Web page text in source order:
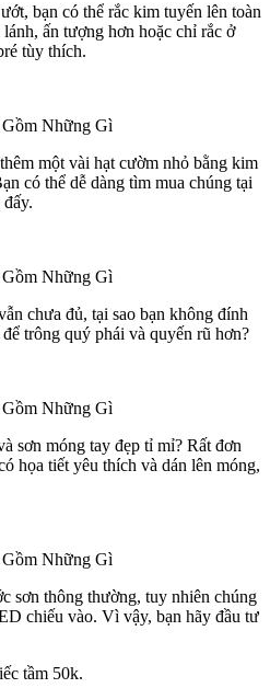
bạn có thể rắc kim tuyến lên toàn
ấn tượng hơn hoặc chỉ rắc ở
tùy thích.
một vài hạt cườm nhỏ bằng kim
có thể dễ dàng tìm mua chúng tại
chưa đủ, tại sao bạn không đính
trông quý phái và quyến rũ hơn?
sơn móng tay đẹp tỉ mỉ? Rất đơn
họa tiết yêu thích và dán lên móng,
sơn thông thường, tuy nhiên chúng
chiếu vào. Vì vậy, bạn hãy đầu tư
tầm 50k.